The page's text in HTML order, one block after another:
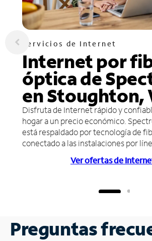
Servicios de Internet
Internet por
óptica de
en Stoughton,
Disfruta de Internet rápido y
hogar a un precio económico.
está respaldado por tecnología de
conectado a las instalaciones por
Ver ofertas de
Preguntas